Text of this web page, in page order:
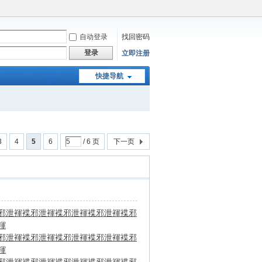
自动登录
找回密码
登录
立即注册
快捷导航
4 5 6 / 6 页 下一页
泄褌褋邪泄褌褋邪泄褌褋邪泄褌褋邪
泄褌褋邪泄褌褋邪泄褌褋邪泄褌褋邪